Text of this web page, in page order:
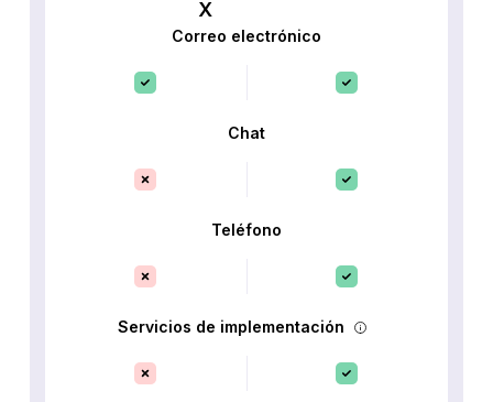
Correo electrónico
Chat
Teléfono
Servicios de implementación